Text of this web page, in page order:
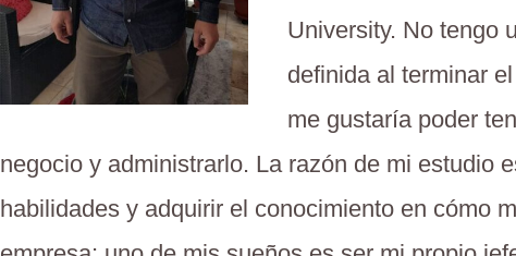
University. No tengo
definida al terminar
me gustaría poder
negocio y administrarlo. La razón de mi estudio
habilidades y adquirir el conocimiento en cómo